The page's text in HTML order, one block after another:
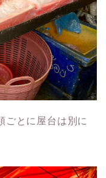
ごとに屋台は別に